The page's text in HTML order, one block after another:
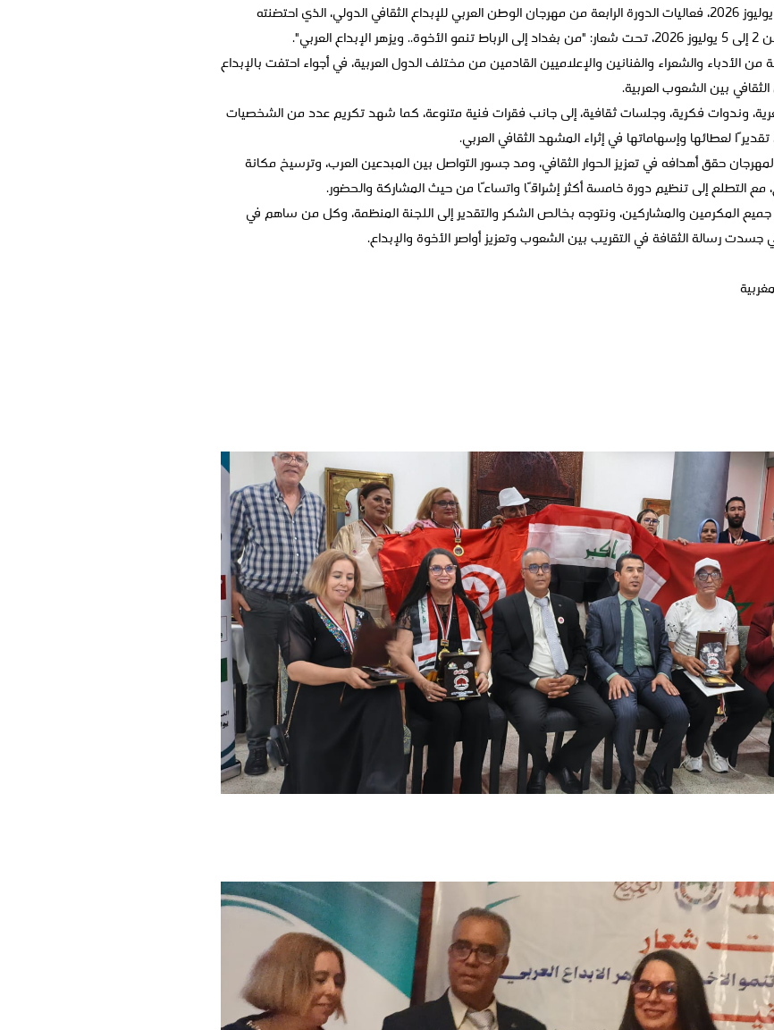
اختُتمت بمدينة مكناس، مساء الأحد 5 يوليوز 2026، فعاليات الدورة الرابعة من مهرجان الوطن العربي للإبداع الثقافي الدولي، الذي احتضنته
الأدباء والشعراء والفنانين والإعلاميين القادمين من مختلف الدول العربية، في أجواء احتفت بالإبداع
بين الشعوب العربية.
وندوات فكرية، وجلسات ثقافية، إلى جانب فقرات فنية متنوعة، كما شهد تكريم عدد من الشخصيات
لعطائها وإسهاماتها في إثراء المشهد الثقافي العربي.
حقق أهدافه في تعزيز الحوار الثقافي، ومد جسور التواصل بين المبدعين العرب، وترسيخ مكانة
مع التطلع إلى تنظيم دورة خامسة أكثر إشراقًا واتساعًا من حيث المشاركة والحضور.
جميع المكرمين والمشاركين، ونتوجه بخالص الشكر والتقدير إلى اللجنة المنظمة، وكل من ساهم في
جسدت رسالة الثقافة في التقريب بين الشعوب وتعزيز أواصر الأخوة والإبداع.